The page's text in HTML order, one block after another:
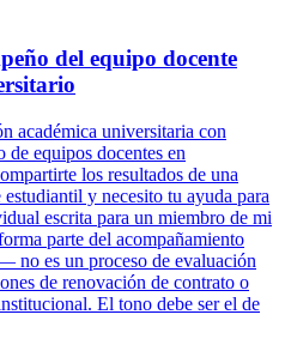
del equipo docente
académica universitaria con
de equipos docentes en
los resultados de una
y necesito tu ayuda para
escrita para un miembro de mi
parte del acompañamiento
no es un proceso de evaluación
de renovación de contrato o
El tono debe ser el de